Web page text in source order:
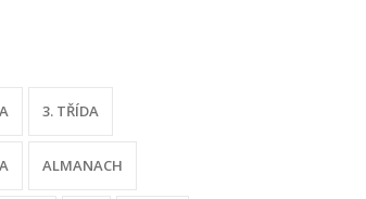
3. TŘÍDA
ALMANACH